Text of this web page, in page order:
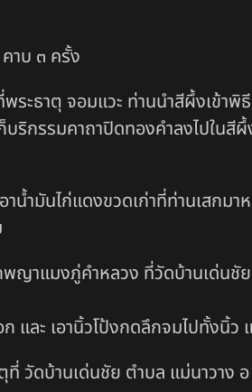
าบ ๓ ครั้ง
ะธาตุ จอมแวะ ท่านนำสีผึ้งเข้า
บริกรรมคาถาปิดทองคำลงไปในสี
มันไก่แดงขวดเก่าที่ท่านเสกมาห
ญาแมงภู่คำหลวง ที่วัดบ้านเด่น
ละ เอานิ้วโป้งกดลึกจมไปทั้งนิ้
วัดบ้านเด่นชัย ตำบล แม่นาวาง